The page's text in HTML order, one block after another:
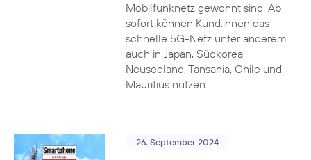
Mobilfunknetz gewohnt sind. Ab
sofort können Kund:innen das
schnelle 5G-Netz unter anderem
auch in Japan, Südkorea,
Neuseeland, Tansania, Chile und
Mauritius nutzen.
26. September 2024